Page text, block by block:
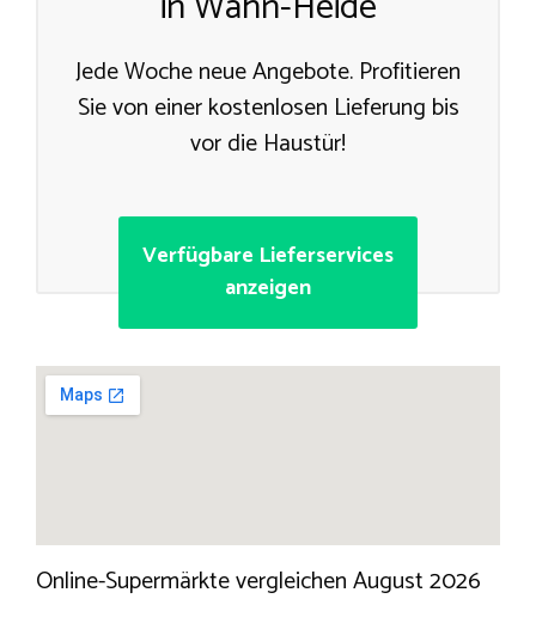
Jede Woche neue Angebote. Profitieren
Sie von einer kostenlosen Lieferung bis
vor die Haustür!
Verfügbare Lieferservices
anzeigen
Online-Supermärkte vergleichen August 2026